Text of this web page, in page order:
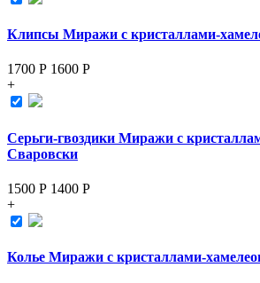
Клипсы Миражи с кристаллами-
1700 Р 1600 Р
+
Серьги-гвоздики Миражи с
Сваровски
1500 Р 1400 Р
+
Колье Миражи с кристаллами-